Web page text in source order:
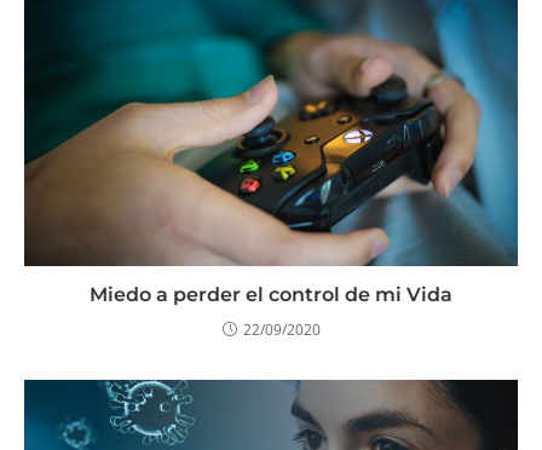
Miedo a perder el control de mi Vida
22/09/2020